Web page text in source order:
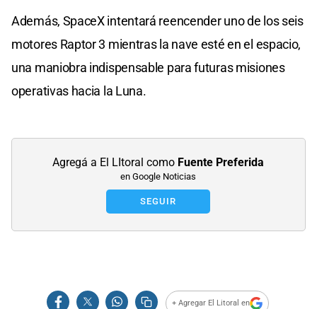
Además, SpaceX intentará reencender uno de los seis
motores Raptor 3 mientras la nave esté en el espacio,
una maniobra indispensable para futuras misiones
operativas hacia la Luna.
Agregá a El LItoral como Fuente Preferida
en Google Noticias
SEGUIR
+ Agregar El Litoral en